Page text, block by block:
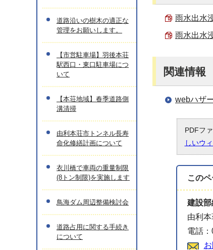
雨水出水
雨水出水
関連情報
webハザ
PDFフ
しいウ
この
建設
由利
電話
道路沿いの樹木の適正な
管理をお願いします。
【市営駐車場】羽後本荘
駅西口・東口駐車場につ
いて
【本荘地域】春季道路側
溝清掃
由利本荘市トンネル長寿
命化修繕計画について
衣川橋で車両の重量制限
(8トン制限)を実施します
鳥海ダム周辺整備検討会
道路占用に関する手続き
について